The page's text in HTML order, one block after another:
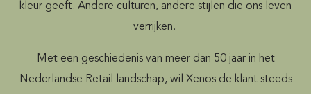
kleur geeft. Andere culturen, andere stijlen die ons leven
verrijken.
Met een geschiedenis van meer dan 50 jaar in het
Nederlandse Retail landschap, wil Xenos de klant steeds